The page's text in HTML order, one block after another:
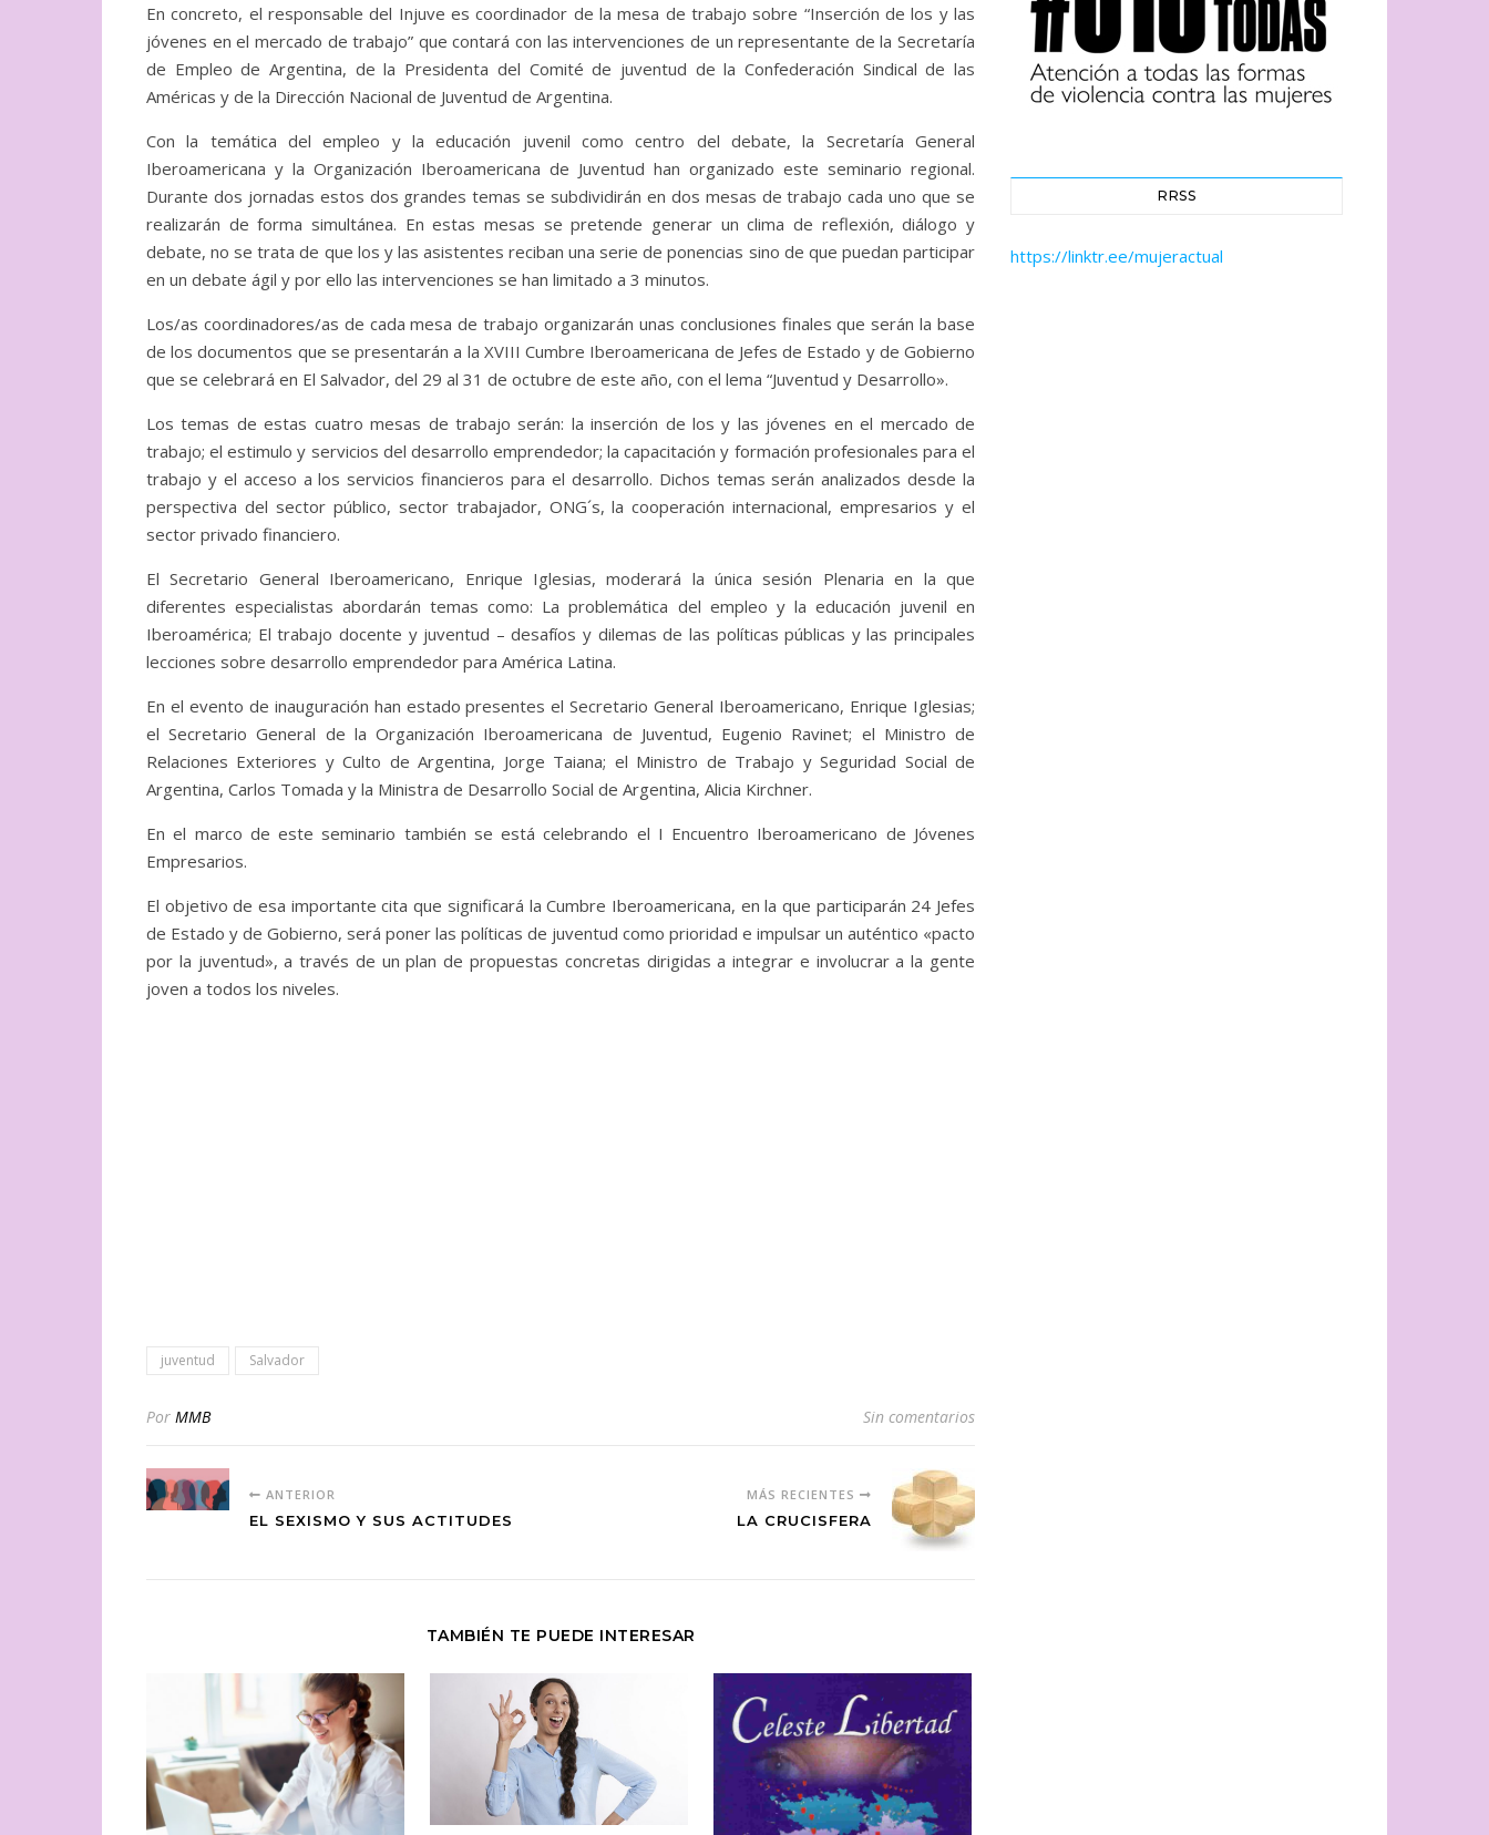
En concreto, el responsable del Injuve es coordinador de la mesa de trabajo sobre “Inserción de los y las
jóvenes en el mercado de trabajo” que contará con las intervenciones de un representante de la Secretaría
de Empleo de Argentina, de la Presidenta del Comité de juventud de la Confederación Sindical de las
Américas y de la Dirección Nacional de Juventud de Argentina.
Con la temática del empleo y la educación juvenil como centro del debate, la Secretaría General
Iberoamericana y la Organización Iberoamericana de Juventud han organizado este seminario regional.
Durante dos jornadas estos dos grandes temas se subdividirán en dos mesas de trabajo cada uno que se
realizarán de forma simultánea. En estas mesas se pretende generar un clima de reflexión, diálogo y
debate, no se trata de que los y las asistentes reciban una serie de ponencias sino de que puedan participar
en un debate ágil y por ello las intervenciones se han limitado a 3 minutos.
Los/as coordinadores/as de cada mesa de trabajo organizarán unas conclusiones finales que serán la base
de los documentos que se presentarán a la XVIII Cumbre Iberoamericana de Jefes de Estado y de Gobierno
que se celebrará en El Salvador, del 29 al 31 de octubre de este año, con el lema “Juventud y Desarrollo».
Los temas de estas cuatro mesas de trabajo serán: la inserción de los y las jóvenes en el mercado de
trabajo; el estimulo y servicios del desarrollo emprendedor; la capacitación y formación profesionales para el
trabajo y el acceso a los servicios financieros para el desarrollo. Dichos temas serán analizados desde la
perspectiva del sector público, sector trabajador, ONG´s, la cooperación internacional, empresarios y el
sector privado financiero.
El Secretario General Iberoamericano, Enrique Iglesias, moderará la única sesión Plenaria en la que
diferentes especialistas abordarán temas como: La problemática del empleo y la educación juvenil en
Iberoamérica; El trabajo docente y juventud – desafíos y dilemas de las políticas públicas y las principales
lecciones sobre desarrollo emprendedor para América Latina.
En el evento de inauguración han estado presentes el Secretario General Iberoamericano, Enrique Iglesias;
el Secretario General de la Organización Iberoamericana de Juventud, Eugenio Ravinet; el Ministro de
Relaciones Exteriores y Culto de Argentina, Jorge Taiana; el Ministro de Trabajo y Seguridad Social de
Argentina, Carlos Tomada y la Ministra de Desarrollo Social de Argentina, Alicia Kirchner.
En el marco de este seminario también se está celebrando el I Encuentro Iberoamericano de Jóvenes
Empresarios.
El objetivo de esa importante cita que significará la Cumbre Iberoamericana, en la que participarán 24 Jefes
de Estado y de Gobierno, será poner las políticas de juventud como prioridad e impulsar un auténtico «pacto
por la juventud», a través de un plan de propuestas concretas dirigidas a integrar e involucrar a la gente
joven a todos los niveles.
juventud Salvador
Por MMB Sin comentarios
ANTERIOR
EL SEXISMO Y SUS ACTITUDES
MÁS RECIENTES
LA CRUCISFERA
TAMBIÉN TE PUEDE INTERESAR
RRSS
https://linktr.ee/mujeractual